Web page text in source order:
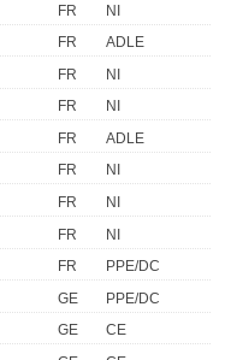
FR
NI
FR
ADLE
FR
NI
FR
NI
FR
ADLE
FR
NI
FR
NI
FR
NI
FR
PPE/DC
GE
PPE/DC
GE
CE